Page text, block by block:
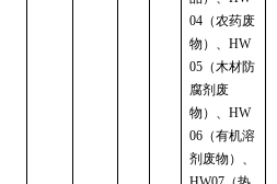
04 （农药废
物）、HW
05 （木材防
腐剂废
物）、HW
06 （有机溶
剂废物）、